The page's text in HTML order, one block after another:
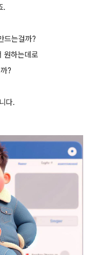
.
드는걸까?
원하는데로
?
다.